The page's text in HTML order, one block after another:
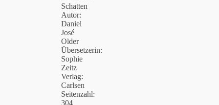
Schatten
Autor:
Daniel
José
Older
Übersetzerin:
Sophie
Zeitz
Verlag:
Carlsen
Seitenzahl:
304